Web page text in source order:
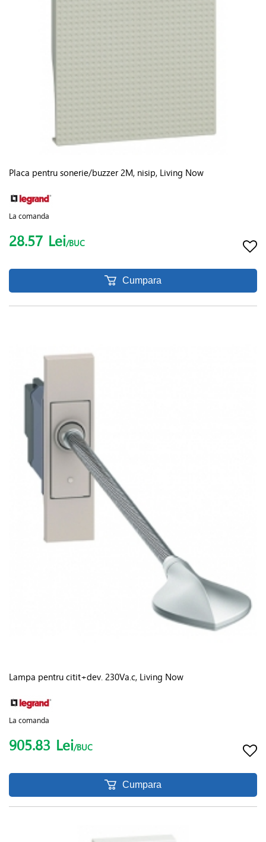
Placa pentru sonerie/buzzer 2M, nisip, Living Now
La comanda
28.57 Lei/BUC
Cumpara
Lampa pentru citit+dev. 230Va.c, Living Now
La comanda
905.83 Lei/BUC
Cumpara